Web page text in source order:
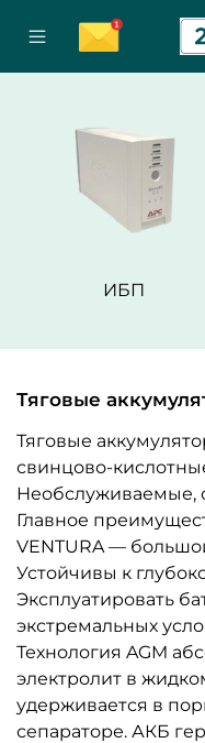
ИБП
Тяговые
Тяговые
свинцово-
Необслуживаемые,
Главное
VENTURA —
Устойчивы к
Эксплуатировать
экстремальных
Технология AGM
электролит в
удерживается в
сепараторе. АКБ